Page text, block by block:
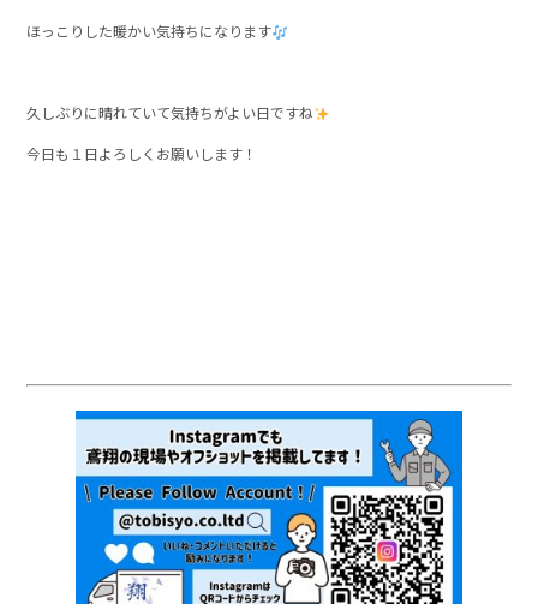
ほっこりした暖かい気持ちになります
久しぶりに晴れていて気持ちがよい日ですね
今日も１日よろしくお願いします！